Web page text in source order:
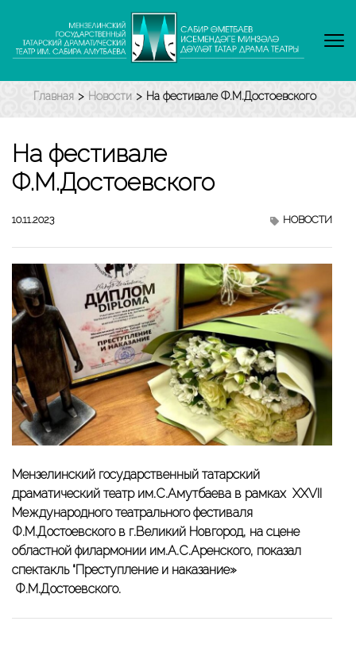
содержимому
Enter)
Главная > Новости > На фестивале Ф.М.Достоевского
На фестивале
Ф.М.Достоевского
10.11.2023 НОВОСТИ
Мензелинский государственный татарский
драматический театр им.С.Амутбаева в рамках XXVII
Международного театрального фестиваля
Ф.М.Достоевского в г.Великий Новгород, на сцене
областной филармонии им.А.С.Аренского, показал
спектакль “Преступление и наказание»
Ф.М.Достоевского.